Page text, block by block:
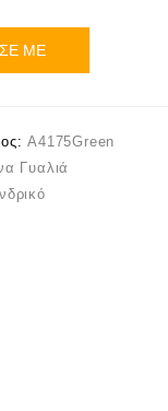
ΜΕ
A4175Green
Γυαλιά